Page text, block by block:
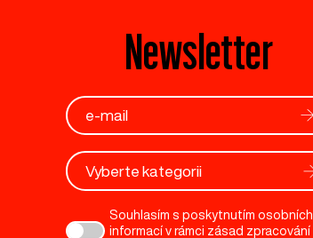
Newsletter
Vyberte kategorii
Souhlasím s poskytnutím osobních
informací v rámci zásad zpracování